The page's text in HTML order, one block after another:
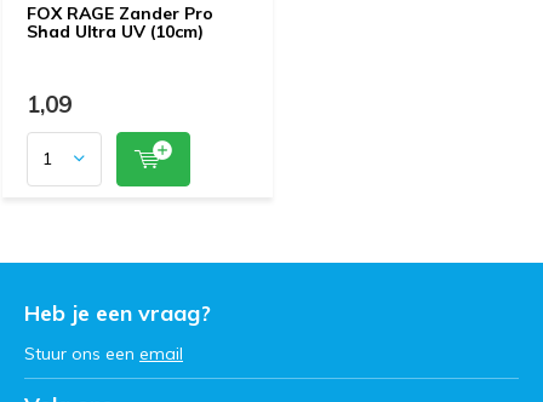
FOX RAGE Zander Pro
Shad Ultra UV (10cm)
1,09
Heb je een vraag?
Stuur ons een email